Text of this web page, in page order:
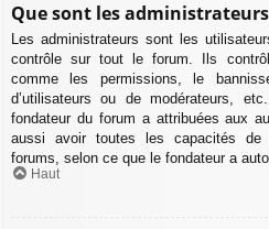
Que sont les
Les administrateurs sont les
contrôle sur tout le forum. Ils
comme les permissions, le
d’utilisateurs ou de modérateurs,
fondateur du forum a attribuées aux
aussi avoir toutes les capacités de
forums, selon ce que le fondateur a
Haut